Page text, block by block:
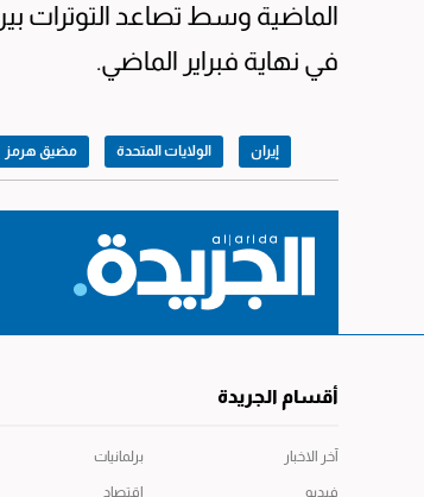
الماضية وسط تصاعد التوترات
في نهاية فبراير الماضي.
إيران الولايات المتحدة مضيق هرمز
أقسام الجريدة
آخر الاخبار
فيديو
برلمانيات
اقتصاد